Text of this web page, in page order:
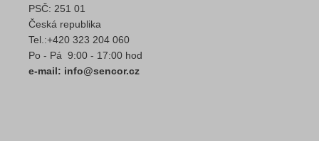
PSČ: 251 01
Česká republika
Tel.:+420 323 204 060
Po - Pá 9:00 - 17:00 hod
e-mail: info@sencor.cz